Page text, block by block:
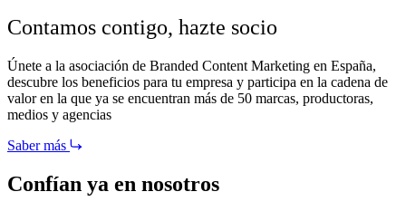
Contamos contigo, hazte socio
Únete a la asociación de Branded Content Marketing en España,
descubre los beneficios para tu empresa y participa en la cadena de
valor en la que ya se encuentran más de 50 marcas, productoras,
medios y agencias
Saber más
Confían ya en nosotros